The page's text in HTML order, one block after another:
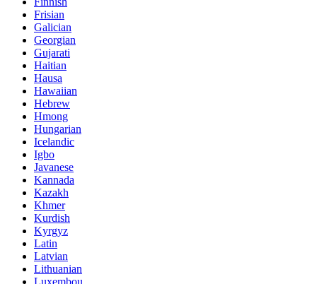
Frisian
Galician
Georgian
Gujarati
Haitian
Hausa
Hawaiian
Hebrew
Hmong
Hungarian
Icelandic
Igbo
Javanese
Kannada
Kazakh
Khmer
Kurdish
Kyrgyz
Latin
Latvian
Lithuanian
Luxembou..